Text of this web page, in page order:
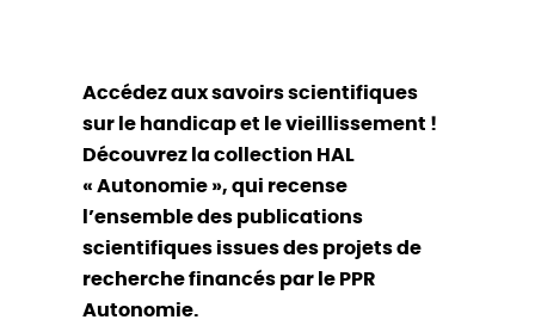
Accédez aux savoirs scientifiques
sur le handicap et le vieillissement !
Découvrez la collection HAL
« Autonomie », qui recense
l’ensemble des publications
scientifiques issues des projets de
recherche financés par le PPR
Autonomie.